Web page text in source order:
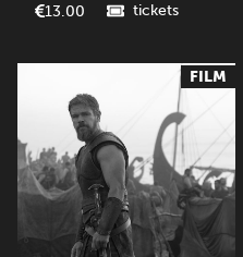
13.00 tickets
FILM